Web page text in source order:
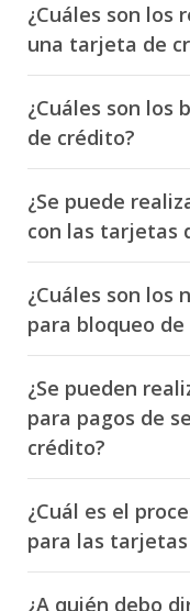
¿Cuáles son los
una tarjeta de
¿Cuáles son los
de crédito?
¿Se puede
con las tarjetas
¿Cuáles son los
para bloqueo
¿Se pueden
para pagos de
crédito?
¿Cuál es el
para las
¿A quién debo